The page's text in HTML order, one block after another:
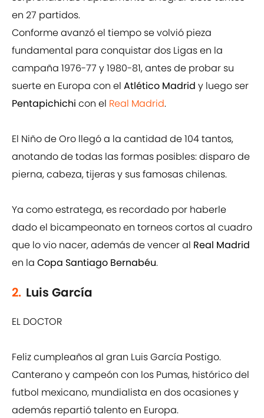
en 27 partidos.
Conforme avanzó el tiempo se volvió pieza
fundamental para conquistar dos Ligas en la
campaña 1976-77 y 1980-81, antes de probar su
suerte en Europa con el Atlético Madrid y luego ser
Pentapichichi con el Real Madrid.
El Niño de Oro llegó a la cantidad de 104 tantos,
anotando de todas las formas posibles: disparo de
pierna, cabeza, tijeras y sus famosas chilenas.
Ya como estratega, es recordado por haberle
dado el bicampeonato en torneos cortos al cuadro
que lo vio nacer, además de vencer al Real Madrid
en la Copa Santiago Bernabéu.
2. Luis García
EL DOCTOR
Feliz cumpleaños al gran Luis García Postigo.
Canterano y campeón con los Pumas, histórico del
futbol mexicano, mundialista en dos ocasiones y
además repartió talento en Europa.